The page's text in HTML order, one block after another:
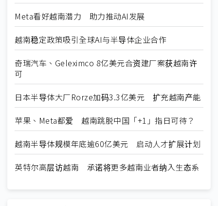
Meta看好越南潜力 助力推动AI发展
越南稳定政策吸引全球AI与半导体企业合作
奇瑞汽车、Geleximco 8亿美元合资建厂案获越南许
可
日本半导体大厂Rorze加码3.3亿美元 扩充越南产能
苹果、Meta都爱 越南跳脱中国「+1」指日可待？
越南半导体规模年底逾60亿美元 启动人才扩展计划
英特尔高层访越南 承诺将更多越南业者纳入生态系